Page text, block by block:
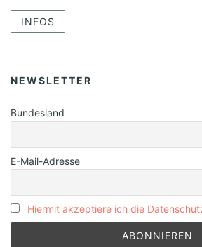
INFOS
NEWSLETTER
Bundesland
E-Mail-Adresse
Hiermit akzeptiere ich die